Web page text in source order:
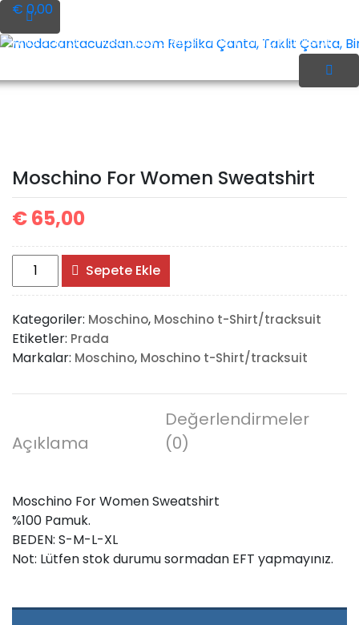
İçeriği
Geç
modacantacuzdan.com Replika Çanta, Taklit Çanta,
€ 0,00
Ana Sayfa
Moschino Moschino t-Shirt/tracksuit
Sweatshirt
Moschino For Women Sweatshirt
€65,00
Moschino
For
Women
Sweatshirt
adet
Sepete Ekle
Kategoriler: Moschino, Moschino t-Shirt/tracksuit
Etiketler: Prada
Markalar: Moschino, Moschino t-Shirt/tracksuit
Açıklama
Değerlendirmeler
(0)
Moschino For Women Sweatshirt
%100 Pamuk.
BEDEN: S-M-L-XL
Not: Lütfen stok durumu sormadan EFT yapmayınız.